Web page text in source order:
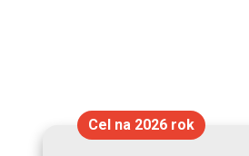
Cel na 2026 rok